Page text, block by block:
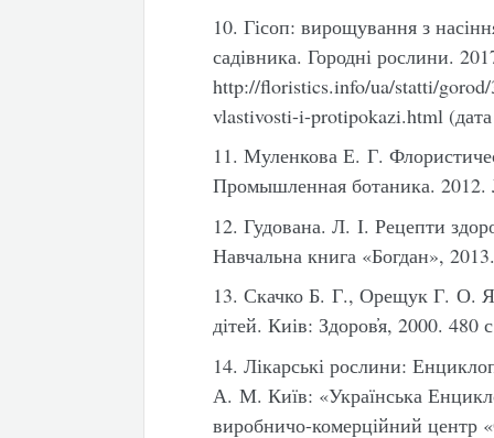
10. Гісоп: вирощування з
садівника. Городні рослини.
http://floristics.info/ua/statti/
vlastivosti-i-protipokazi.html
11. Муленкова Е. Г.
Промышленная ботаника.
12. Гудована. Л. І. Рецепти
Навчальна книга «Богдан»,
13. Скачко Б. Г., Орещук Г. О.
дітей. Киів: Здоров҆я, 2000. 480
14. Лікарські рослини:
А. М. Київ: «Українська
виробничо-комерційний центр